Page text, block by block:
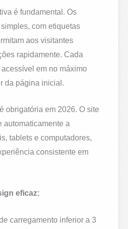
é fundamental. Os
com etiquetas
aos visitantes
rapidamente. Cada
em no máximo
da página inicial.
obrigatória em 2026. O site
automaticamente a
tablets e computadores,
consistente em
eficaz:
carregamento inferior a 3